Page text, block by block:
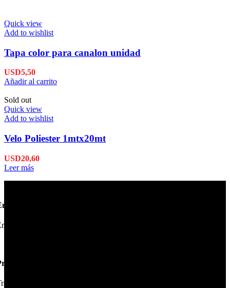
Quick view
Add to wishlist
Tapa color para canalon unidad
USD5,50
Añadir al carrito
Sold out
Quick view
Add to wishlist
Velo Poliester 1mtx20mt
USD20,60
Leer más
en 24hs
su pedido en 24hs.
de Calidad
las mejores marcas.